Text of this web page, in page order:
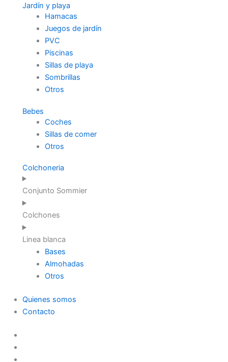
Jardín y playa
Hamacas
Juegos de jardín
PVC
Piscinas
Sillas de playa
Sombrillas
Otros
Bebes
Coches
Sillas de comer
Otros
Colchoneria
Conjunto Sommier
Colchones
Linea blanca
Bases
Almohadas
Otros
Quienes somos
Contacto